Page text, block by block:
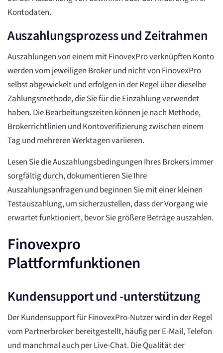
Kontodaten.
Auszahlungsprozess und Zeitrahmen
Auszahlungen von einem mit FinovexPro verknüpften Konto
werden vom jeweiligen Broker und nicht von FinovexPro
selbst abgewickelt und erfolgen in der Regel über dieselbe
Zahlungsmethode, die Sie für die Einzahlung verwendet
haben. Die Bearbeitungszeiten können je nach Methode,
Brokerrichtlinien und Kontoverifizierung zwischen einem
Tag und mehreren Werktagen variieren.
Lesen Sie die Auszahlungsbedingungen Ihres Brokers immer
sorgfältig durch, dokumentieren Sie Ihre
Auszahlungsanfragen und beginnen Sie mit einer kleinen
Testauszahlung, um sicherzustellen, dass der Vorgang wie
erwartet funktioniert, bevor Sie größere Beträge auszahlen.
Finovexpro
Plattformfunktionen
Kundensupport und -unterstützung
Der Kundensupport für FinovexPro-Nutzer wird in der Regel
vom Partnerbroker bereitgestellt, häufig per E-Mail, Telefon
und manchmal auch per Live-Chat. Die Qualität der